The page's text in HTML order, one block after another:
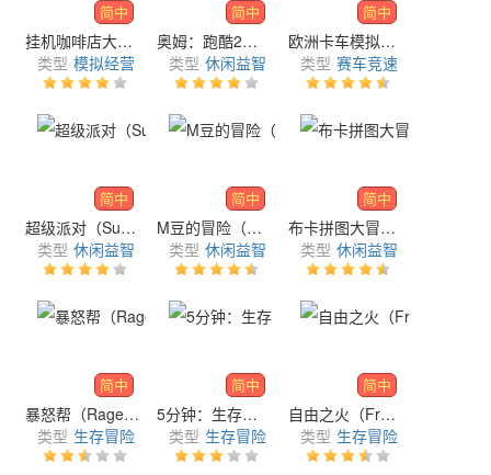
简中
挂机咖啡店大亨（Idle Coffee Shop Tycoon）
类型 模拟经营
简中
奥姆：跑酷2（Om Nom: Run 2）
类型 休闲益智
简中
欧洲卡车模拟3（Truckers of Europe 3）
类型 赛车竞速
简中
超级派对（Super Party）
类型 休闲益智
简中
M豆的冒险（M&M'S Adventure）
类型 休闲益智
简中
布卡拼图大冒险（Pucca Puzzle Adventure）
类型 休闲益智
简中
暴怒帮（Rage Swarm）
类型 生存冒险
简中
5分钟：生存（Final 5: Survival!）
类型 生存冒险
简中
自由之火（Free Fire MAX）
类型 生存冒险